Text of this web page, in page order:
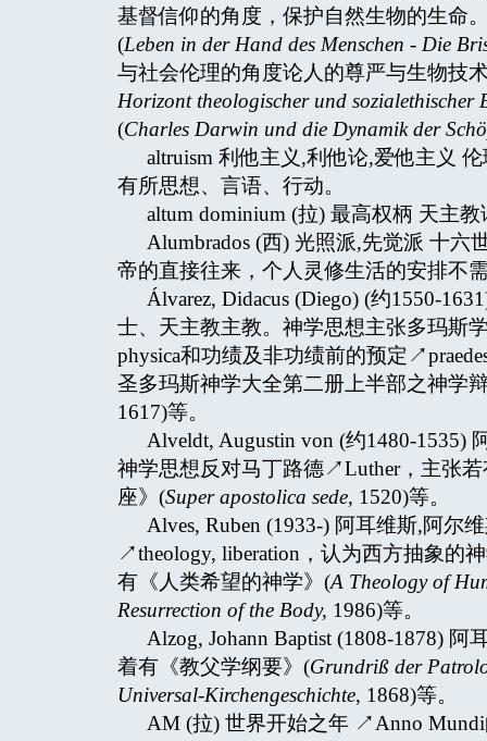
基督信仰的角度，保护自然生物的生命
(Leben in der Hand des Menschen - Die
与社会伦理的角度论人的尊严与生物技
Horizont theologischer und sozialethischer
(Charles Darwin und die Dynamik der
altruism 利他主义,利他论,爱他主义
有所思想、言语、行动。
altum dominium (拉) 最高权柄 天主
Alumbrados (西) 光照派,先觉派 十
帝的直接往来，个人灵修生活的安排不
Álvarez, Didacus (Diego) (约1550-
士、天主教主教。神学思想主张多玛斯
physica和功绩及非功绩前的预定
圣多玛斯神学大全第二册上半部之神学
1617)等。
Alveldt, Augustin von (约1480-1535)
神学思想反对马丁路德↗Luther，主张
座》(Super apostolica sede, 1520)等。
Alves, Ruben (1933-) 阿耳维斯,阿尔
↗theology, liberation，认为西方抽象的
有《人类希望的神学》(A Theology of
Resurrection of the Body, 1986)等。
Alzog, Johann Baptist (1808-1878)
着有《教父学纲要》(Grundriß der
Universal-Kirchengeschichte, 1868)等。
AM (拉) 世界开始之年 ↗Anno